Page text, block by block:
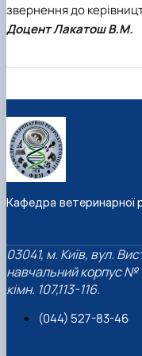
звернення до
Доцент Лакатош В.М.
Кафедра ветеринарної
03041, м. Київ, вул.
навчальний корпус №
кімн. 107,113-116.
(044) 527-83-46